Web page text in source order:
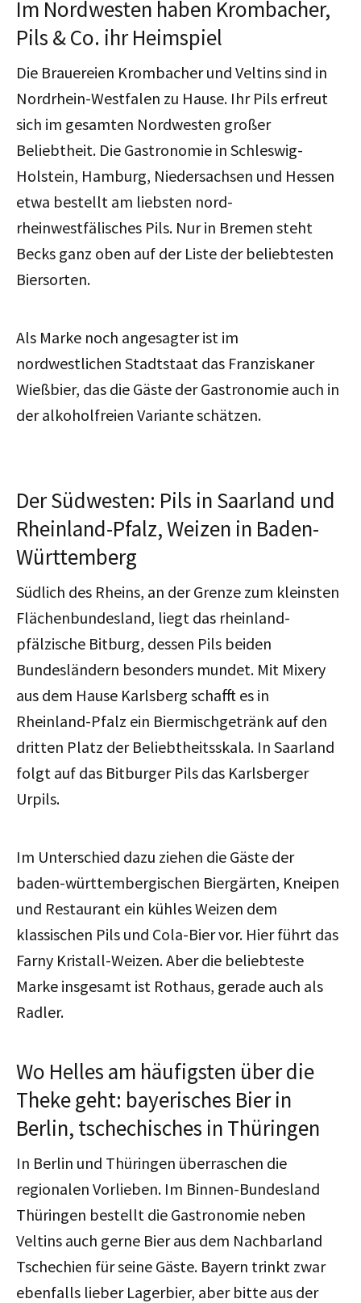
Im Nordwesten haben Krombacher,
Pils & Co. ihr Heimspiel
Die Brauereien Krombacher und Veltins sind in
Nordrhein-Westfalen zu Hause. Ihr Pils erfreut
sich im gesamten Nordwesten großer
Beliebtheit. Die Gastronomie in Schleswig-
Holstein, Hamburg, Niedersachsen und Hessen
etwa bestellt am liebsten nord-
rheinwestfälisches Pils. Nur in Bremen steht
Becks ganz oben auf der Liste der beliebtesten
Biersorten.
Als Marke noch angesagter ist im
nordwestlichen Stadtstaat das Franziskaner
Wießbier, das die Gäste der Gastronomie auch in
der alkoholfreien Variante schätzen.
Der Südwesten: Pils in Saarland und
Rheinland-Pfalz, Weizen in Baden-
Württemberg
Südlich des Rheins, an der Grenze zum kleinsten
Flächenbundesland, liegt das rheinland-
pfälzische Bitburg, dessen Pils beiden
Bundesländern besonders mundet. Mit Mixery
aus dem Hause Karlsberg schafft es in
Rheinland-Pfalz ein Biermischgetränk auf den
dritten Platz der Beliebtheitsskala. In Saarland
folgt auf das Bitburger Pils das Karlsberger
Urpils.
Im Unterschied dazu ziehen die Gäste der
baden-württembergischen Biergärten, Kneipen
und Restaurant ein kühles Weizen dem
klassischen Pils und Cola-Bier vor. Hier führt das
Farny Kristall-Weizen. Aber die beliebteste
Marke insgesamt ist Rothaus, gerade auch als
Radler.
Wo Helles am häufigsten über die
Theke geht: bayerisches Bier in
Berlin, tschechisches in Thüringen
In Berlin und Thüringen überraschen die
regionalen Vorlieben. Im Binnen-Bundesland
Thüringen bestellt die Gastronomie neben
Veltins auch gerne Bier aus dem Nachbarland
Tschechien für seine Gäste. Bayern trinkt zwar
ebenfalls lieber Lagerbier, aber bitte aus der